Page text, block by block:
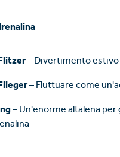
– Divertimento
– Fluttuare come
– Un'enorme altalena per